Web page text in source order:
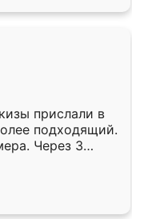
прислали в
подходящий.
Через 3
Остались
Ренессанс